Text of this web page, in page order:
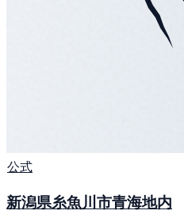
公式
新潟県糸魚川市青海地内